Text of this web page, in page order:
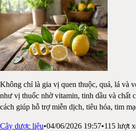
Không chỉ là gia vị quen thuộc, quả, lá và
như vị thuốc nhờ vitamin, tinh dầu và chất
cách giúp hỗ trợ miễn dịch, tiêu hóa, tim
Cây dược liệu•04/06/2026 19:57•115 lượt